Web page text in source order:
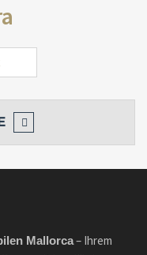
Mallorca– Ihrem